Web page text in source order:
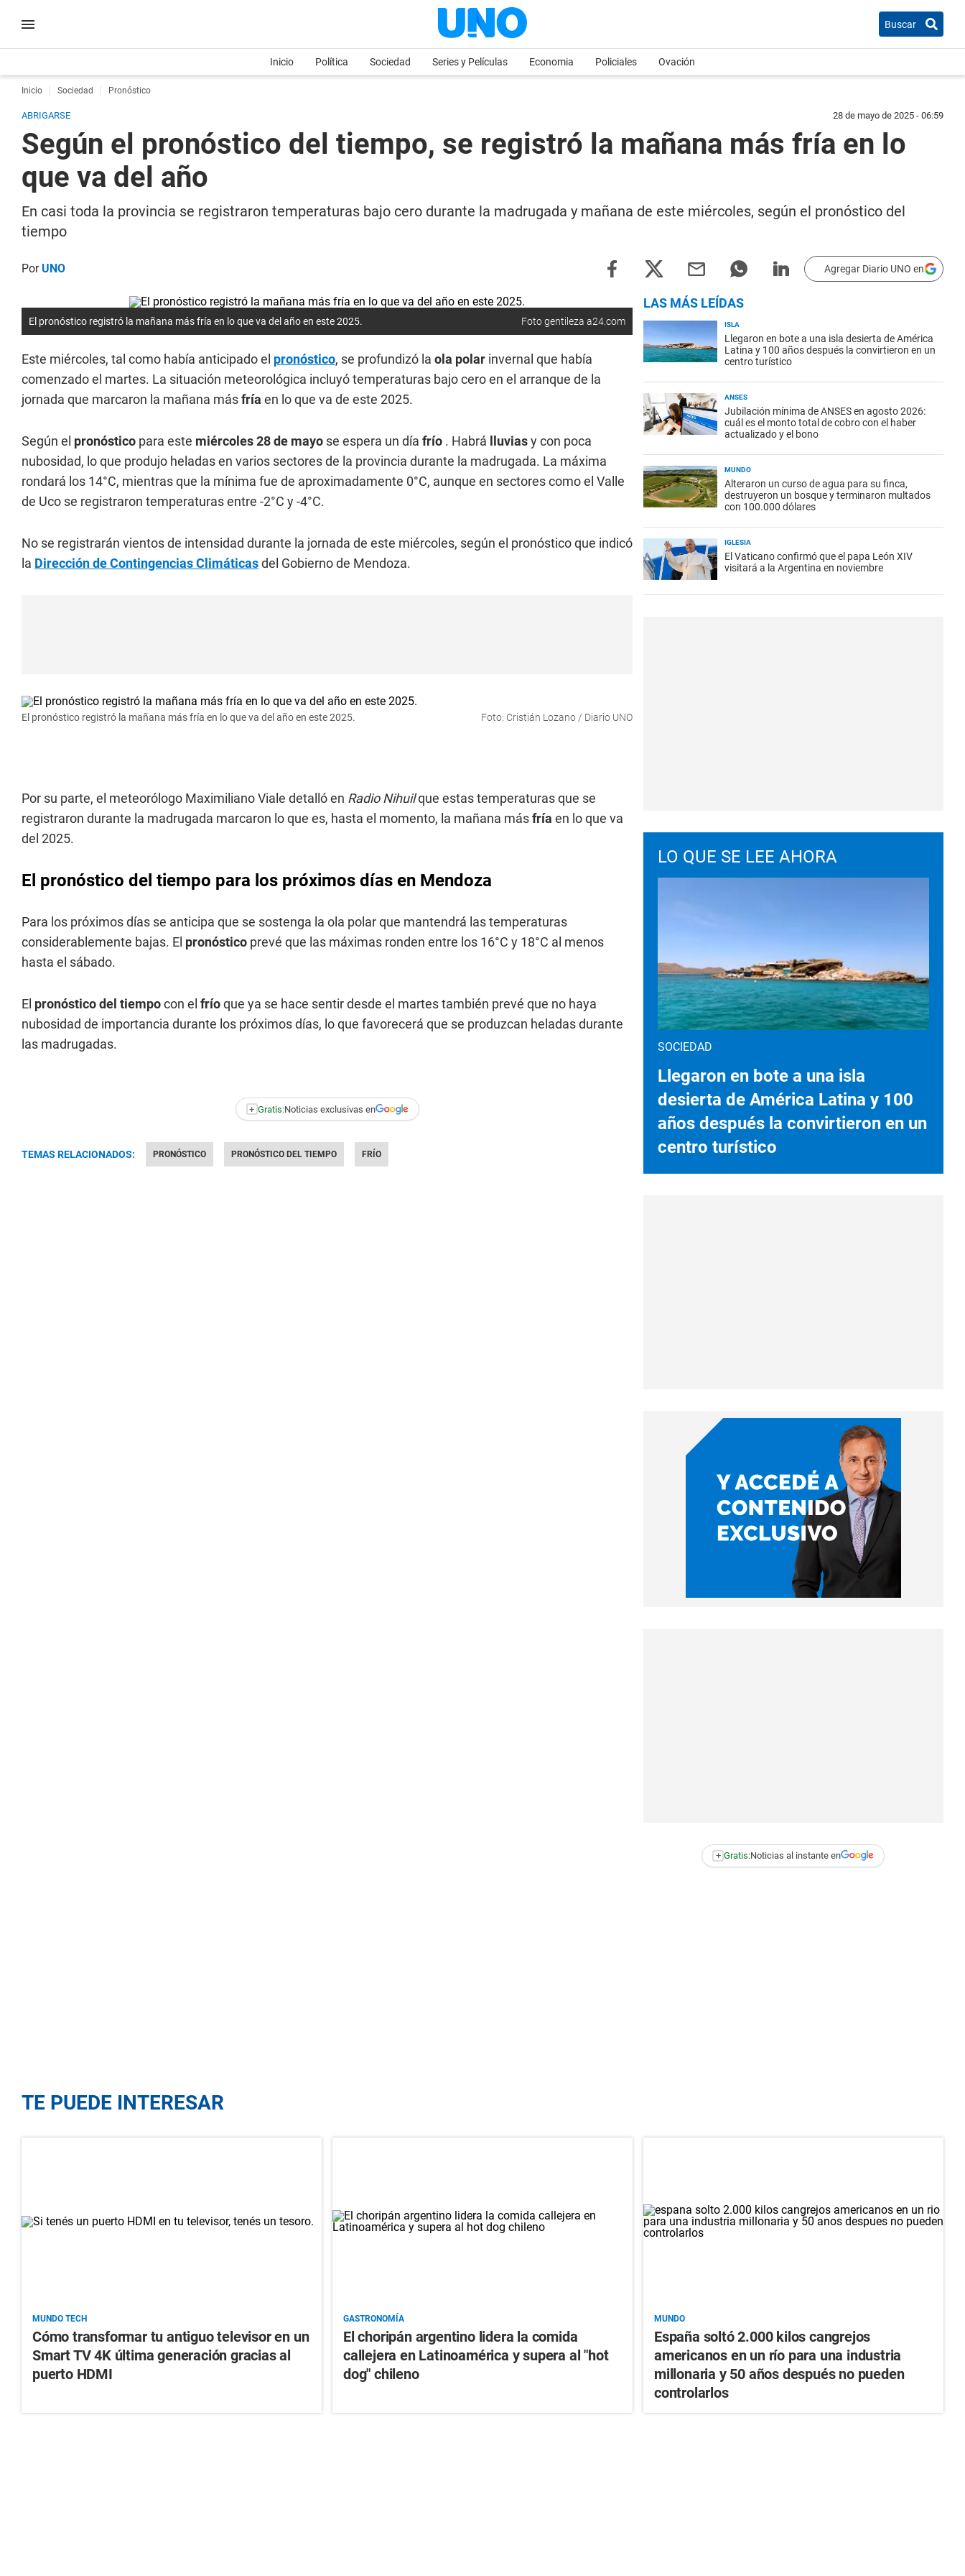
Buscar
Inicio Política Sociedad Series y Películas Economia Policiales Ovación
Inicio Sociedad Pronóstico
ABRIGARSE 28 de mayo de 2025 - 06:59
Según el pronóstico del tiempo, se registró la mañana más fría en lo
que va del año
En casi toda la provincia se registraron temperaturas bajo cero durante la madrugada y mañana de este miércoles, según el pronóstico del
tiempo
PorUNO Agregar Diario UNO en
El pronóstico registró la mañana más fría en lo que va del año en este 2025. Foto gentileza a24.com
Este miércoles, tal como había anticipado el pronóstico, se profundizó la ola polar invernal que había
comenzado el martes. La situación meteorológica incluyó temperaturas bajo cero en el arranque de la
jornada que marcaron la mañana másfría en lo que va de este 2025.
Según el pronóstico para este miércoles 28 de mayo se espera un día frío . Habrá lluviasy con poca
nubosidad, lo que produjo heladas en varios sectores de la provincia durante la madrugada. La máxima
rondará los 14°C, mientras que la mínima fue de aproximadamente 0°C, aunque en sectores como el Valle
de Uco se registraron temperaturas entre -2°C y -4°C.
No se registrarán vientos de intensidad durante la jornada de este miércoles, según el pronóstico que indicó
la Dirección de Contingencias Climáticasdel Gobierno de Mendoza.
El pronóstico registró la mañana más fría en lo que va del año en este 2025. Foto: Cristián Lozano / Diario UNO
Por su parte, el meteorólogo Maximiliano Viale detalló en Radio Nihuilque estas temperaturas que se
registraron durante la madrugada marcaron lo que es, hasta el momento, la mañana másfría en lo que va
del 2025.
El pronóstico del tiempo para los próximos días en Mendoza
Para los próximos días se anticipa que se sostenga la ola polar que mantendrá las temperaturas
considerablemente bajas. El pronóstico prevé que las máximas ronden entre los 16°C y 18°C al menos
hasta el sábado.
El pronóstico del tiempocon el fríoque ya se hace sentir desde el martes también prevé que no haya
nubosidad de importancia durante los próximos días, lo que favorecerá que se produzcan heladas durante
las madrugadas.
+ Gratis:Noticias exclusivas en
TEMAS RELACIONADOS: PRONÓSTICO PRONÓSTICO DEL TIEMPO FRÍO
LAS MÁS LEÍDAS
ISLA
Llegaron en bote a una isla desierta de América
Latina y 100 años después la convirtieron en un
centro turístico
ANSES
Jubilación mínima de ANSES en agosto 2026:
cuál es el monto total de cobro con el haber
actualizado y el bono
MUNDO
Alteraron un curso de agua para su finca,
destruyeron un bosque y terminaron multados
con 100.000 dólares
IGLESIA
El Vaticano confirmó que el papa León XIV
visitará a la Argentina en noviembre
LO QUE SE LEE AHORA
SOCIEDAD
Llegaron en bote a una isla
desierta de América Latina y 100
años después la convirtieron en un
centro turístico
+ Gratis:Noticias al instante en
TE PUEDE INTERESAR
MUNDO TECH
Cómo transformar tu antiguo televisor en un
Smart TV 4K última generación gracias al
puerto HDMI
GASTRONOMÍA
El choripán argentino lidera la comida
callejera en Latinoamérica y supera al "hot
dog" chileno
MUNDO
España soltó 2.000 kilos cangrejos
americanos en un río para una industria
millonaria y 50 años después no pueden
controlarlos